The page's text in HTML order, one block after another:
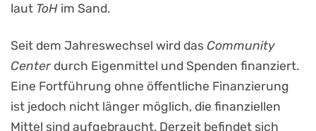
laut ToH im Sand.
Seit dem Jahreswechsel wird das Community
Centerdurch Eigenmittel und Spenden finanziert.
Eine Fortführung ohne öffentliche Finanzierung
ist jedoch nicht länger möglich, die finanziellen
Mittel sind aufgebraucht. Derzeit befindet sich